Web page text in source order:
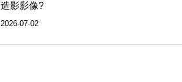
造影影像?
2026-07-02